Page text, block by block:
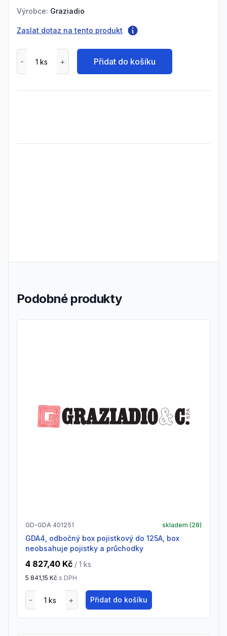
Výrobce: Graziadio
Zaslat dotaz na tento produkt
Přidat do košíku
Podobné produkty
GD-GDA 401251 skladem (28)
GDA4, odbočný box pojistkový do 125A, box
neobsahuje pojistky a průchodky
4 827,40 Kč / 1 ks
5 841,15 Kč s DPH
Přidat do košíku